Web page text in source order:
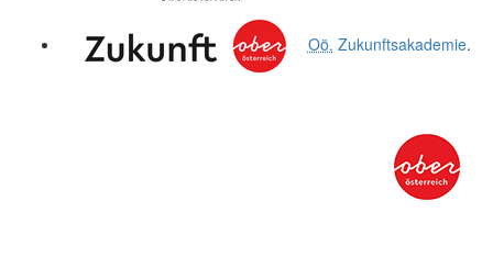
Oö. Zukunftsakademie.